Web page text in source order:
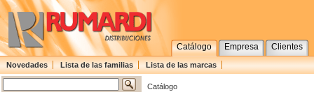
Catálogo Empresa Clientes
Novedades Lista de las familias Lista de las marcas
Catálogo